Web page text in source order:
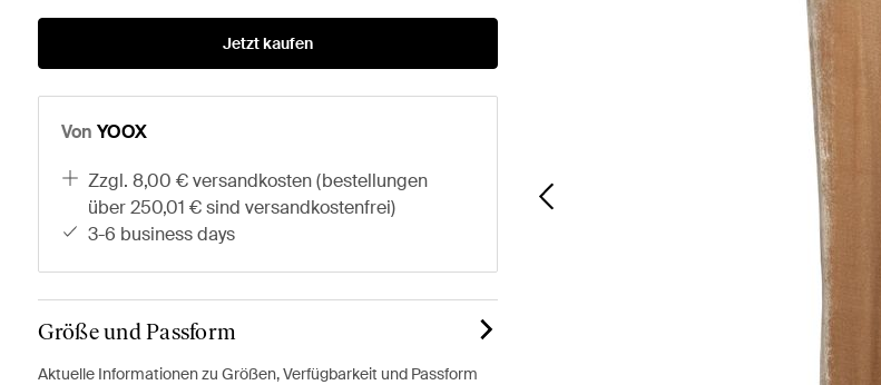
Jetzt kaufen
Von YOOX
zzgl. 8,00 € versandkosten (bestellungen
über 250,01 € sind versandkostenfrei)
3-6 business days
Größe und Passform
Aktuelle Informationen zu Größen, Verfügbarkeit und Passform